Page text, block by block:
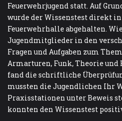
Feuerwehrjugend statt. Auf
wurde der Wissenstest direkt
Feuerwehrhalle abgehalten.
Jugendmitglieder in den
Fragen und Aufgaben zum
Armarturen, Funk, Theorie und
fand die schriftliche
mussten die Jugendlichen Ihr
Praxisstationen unter Beweis
konnten den Wissenstest